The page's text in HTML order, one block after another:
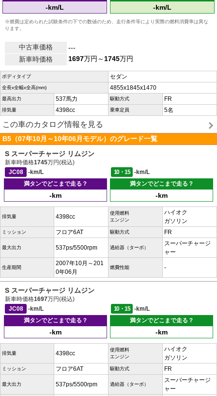
-km/L -km/L
※燃費は定められた試験条件の下での数値のため、走行条件等により実際の燃料消費率は異な
ります。
中古車価格
---
新車時価格
1697万円～1745万円
ボディタイプ セダン
全長x全幅x全高(mm) 4855x1845x1470
最高出力 537馬力 駆動方式 FR
排気量 4398cc 乗車定員 5名
この車のカタログ情報を見る
B5（07年10月～10年06月モデル）のグレード一覧
S スーパーチャージ リムジン
新車時価格1745万円(税込)
JC08
-km/L 10・15
-km/L
満タンでどこまで走る？
-km
満タンでどこまで走る？
-km
排気量 4398cc
使用燃料
エンジン
ハイオク
ガソリン
ミッション フロア6AT 駆動方式 FR
最大出力 537ps/5500rpm 過給器（ターボ）
スーパーチャージ
ャー
生産期間
2007年10月～201
0年06月
燃費性能 -
S スーパーチャージ リムジン
新車時価格1697万円(税込)
JC08
-km/L 10・15
-km/L
満タンでどこまで走る？
-km
満タンでどこまで走る？
-km
排気量 4398cc
使用燃料
エンジン
ハイオク
ガソリン
ミッション フロア6AT 駆動方式 FR
最大出力 537ps/5500rpm 過給器（ターボ）
スーパーチャージ
ャー